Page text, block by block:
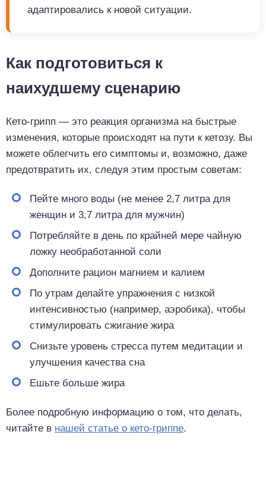
адаптировались к новой ситуации.
Как подготовиться к
наихудшему сценарию
Кето-грипп — это реакция организма на быстрые
изменения, которые происходят на пути к кетозу. Вы
можете облегчить его симптомы и, возможно, даже
предотвратить их, следуя этим простым советам:
Пейте много воды (не менее 2,7 литра для
женщин и 3,7 литра для мужчин)
Потребляйте в день по крайней мере чайную
ложку необработанной соли
Дополните рацион магнием и калием
По утрам делайте упражнения с низкой
интенсивностью (например, аэробика), чтобы
стимулировать сжигание жира
Снизьте уровень стресса путем медитации и
улучшения качества сна
Ешьте больше жира
Более подробную информацию о том, что делать,
читайте в нашей статье о кето-гриппе.